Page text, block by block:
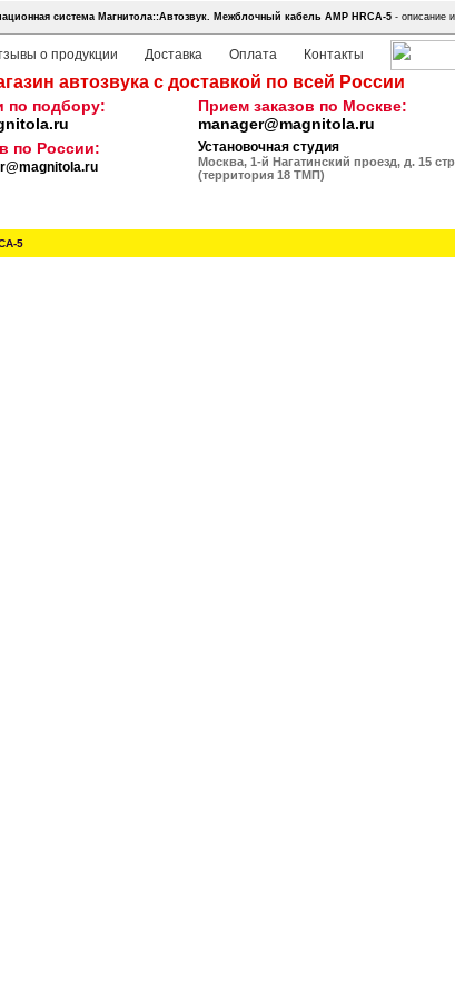
система Магнитола::Автозвук. Межблочный кабель AMP HRCA-5- описание и
о продукции Доставка Оплата Контакты
автозвука с доставкой по всей России
по подбору:
Прием заказов по Москве:
manager@magnitola.ru
по России:
Установочная студия
Москва, 1-й Нагатинский проезд, д. 15
(территория 18 ТМП)
5